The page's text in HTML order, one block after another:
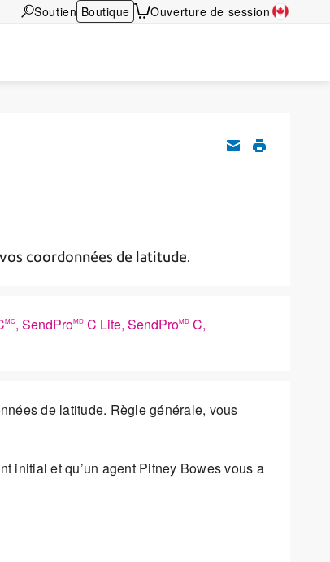
Soutien Boutique Ouverture de session
coordonnées de latitude.
MC, SendProMDC Lite, SendProMDC,
de latitude. Règle générale, vous
initial et qu’un agent Pitney Bowes vous a